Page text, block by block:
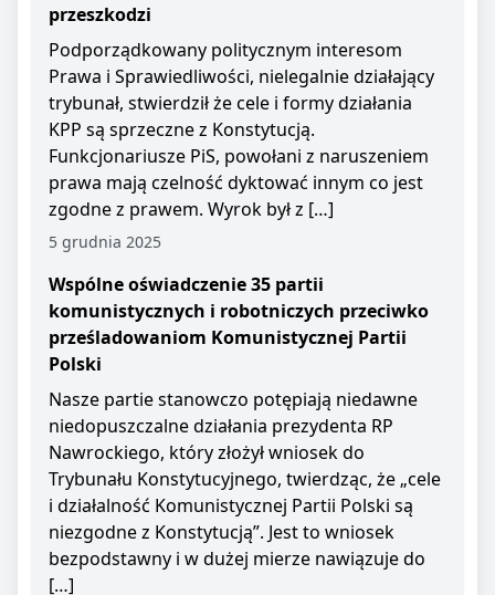
przeszkodzi
Podporządkowany politycznym interesom
Prawa i Sprawiedliwości, nielegalnie działający
trybunał, stwierdził że cele i formy działania
KPP są sprzeczne z Konstytucją.
Funkcjonariusze PiS, powołani z naruszeniem
prawa mają czelność dyktować innym co jest
zgodne z prawem. Wyrok był z […]
5 grudnia 2025
Wspólne oświadczenie 35 partii
komunistycznych i robotniczych przeciwko
prześladowaniom Komunistycznej Partii
Polski
Nasze partie stanowczo potępiają niedawne
niedopuszczalne działania prezydenta RP
Nawrockiego, który złożył wniosek do
Trybunału Konstytucyjnego, twierdząc, że „cele
i działalność Komunistycznej Partii Polski są
niezgodne z Konstytucją”. Jest to wniosek
bezpodstawny i w dużej mierze nawiązuje do
[…]